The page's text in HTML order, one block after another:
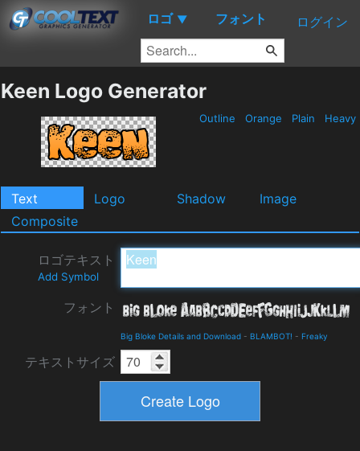
ロゴ ▼ フォント ログイン
Keen Logo Generator
Outline Orange Plain Heavy
Text Logo Shadow
Image
Composite
ロゴテキスト
Add Symbol
フォント
Big Bloke Details and Download - BLAMBOT! - Freaky
テキストサイズ